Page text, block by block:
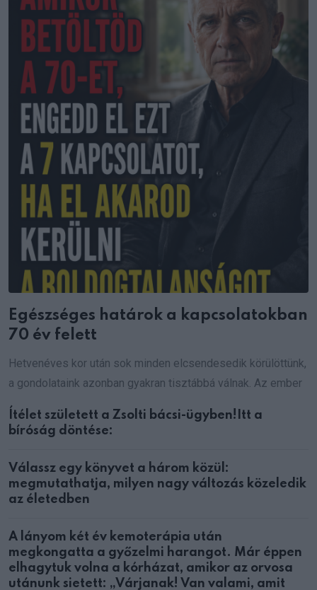
Egészséges határok a kapcsolatokban
70 év felett
Hetvenéves kor után sok minden elcsendesedik körülöttünk,
a gondolataink azonban gyakran tisztábbá válnak. Az ember
Ítélet született a Zsolti bácsi-ügyben!Itt a
bíróság döntése:
Válassz egy könyvet a három közül:
megmutathatja, milyen nagy változás közeledik
az életedben
A lányom két év kemoterápia után
megkongatta a győzelmi harangot. Már éppen
elhagytuk volna a kórházat, amikor az orvosa
utánunk sietett: „Várjanak! Van valami, amit